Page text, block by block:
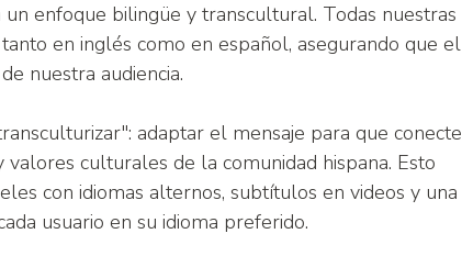
enfoque bilingüe y transcultural. Todas nuestras
en inglés como en español, asegurando que el
nuestra audiencia.
adaptar el mensaje para que conecte
culturales de la comunidad hispana. Esto
con idiomas alternos, subtítulos en videos y una
usuario en su idioma preferido.